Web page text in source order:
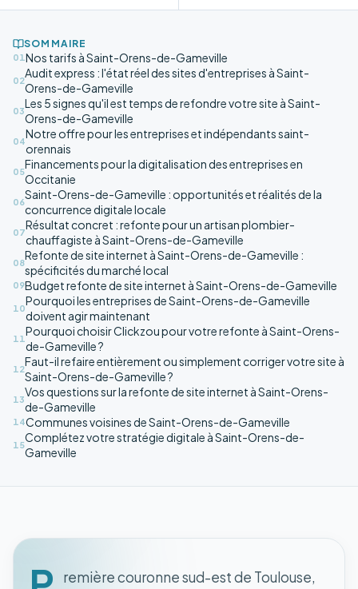
SOMMAIRE
01Nos tarifs à Saint-Orens-de-Gameville
02
Audit express : l'état réel des sites d'entreprises à Saint-
Orens-de-Gameville
03
Les 5 signes qu'il est temps de refondre votre site à Saint-
Orens-de-Gameville
04
Notre offre pour les entreprises et indépendants saint-
orennais
05
Financements pour la digitalisation des entreprises en
Occitanie
06
Saint-Orens-de-Gameville : opportunités et réalités de la
concurrence digitale locale
07
Résultat concret : refonte pour un artisan plombier-
chauffagiste à Saint-Orens-de-Gameville
08
Refonte de site internet à Saint-Orens-de-Gameville :
spécificités du marché local
09Budget refonte de site internet à Saint-Orens-de-Gameville
10
Pourquoi les entreprises de Saint-Orens-de-Gameville
doivent agir maintenant
11
Pourquoi choisir Clickzou pour votre refonte à Saint-Orens-
de-Gameville ?
12
Faut-il refaire entièrement ou simplement corriger votre site à
Saint-Orens-de-Gameville ?
13
Vos questions sur la refonte de site internet à Saint-Orens-
de-Gameville
14Communes voisines de Saint-Orens-de-Gameville
15
Complétez votre stratégie digitale à Saint-Orens-de-
Gameville
remière couronne sud-est de Toulouse,